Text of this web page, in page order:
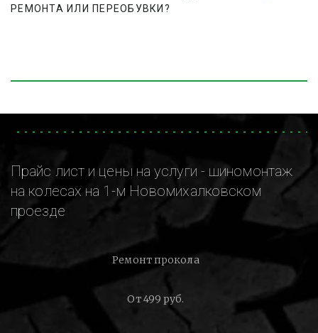
РЕМОНТА ИЛИ ПЕРЕОБУВКИ?
Прайс лист и цены на услуги - шиномонтаж
на колесах на 1-м Новомихалковском
проезде
Ремонт прокола
От 499 руб.